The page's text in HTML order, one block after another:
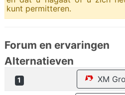
kunt permitteren.
Forum en ervaringen
Alternatieven
1 XM